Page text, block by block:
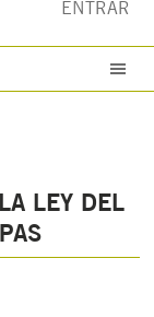
ENTRAR
LEY DEL